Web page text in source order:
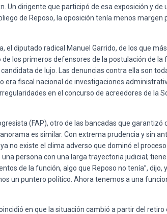
Un dirigente que participó de esa exposición y de
de Reposo, la oposición tenía menos margen
el diputado radical Manuel Garrido, de los que
los primeros defensores de la postulación de la
de lujo. Las denuncias contra ella son
era fiscal nacional de investigaciones
en el concurso de acreedores de la
(FAP), otro de las bancadas que garantizó
es similar. Con extrema prudencia y sin
no existe el clima adverso que dominó el
una persona con una larga trayectoria judicial;
de la función, algo que Reposo no tenía”, dijo,
un puntero político. Ahora tenemos a una
en que la situación cambió a partir del retiro